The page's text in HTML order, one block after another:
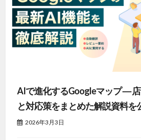
AIで進化するGoogleマップ ―
と対応策をまとめた解説資料を
2026年3月3日